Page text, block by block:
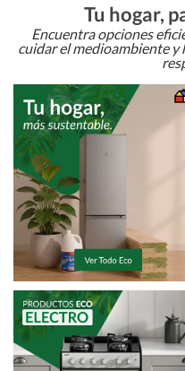
Tu hogar,
Encuentra opciones
cuidar el medioambiente y